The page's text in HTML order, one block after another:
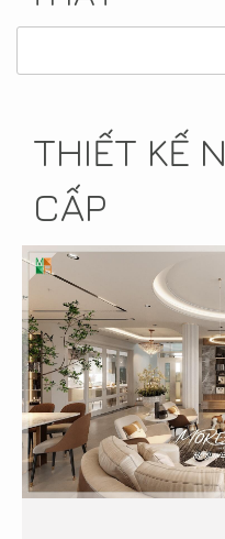
THIẾT KẾ
CẤP